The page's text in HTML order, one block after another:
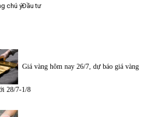
chú ýĐầu tư
Giá vàng hôm nay 26/7, dự báo giá vàng
28/7-1/8